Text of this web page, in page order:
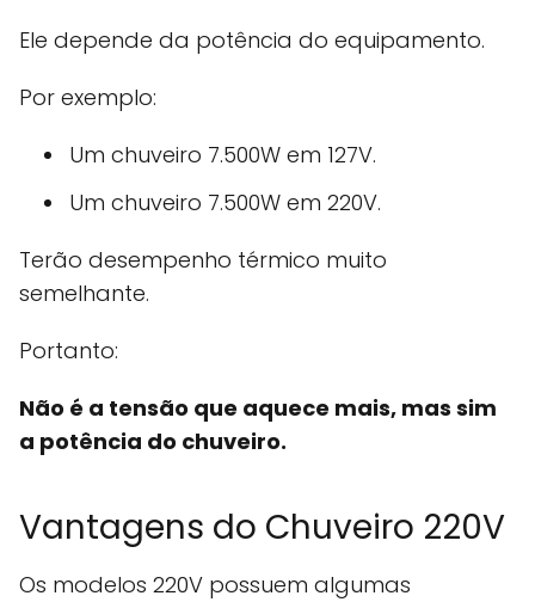
Ele depende da potência do equipamento.
Por exemplo:
Um chuveiro 7.500W em 127V.
Um chuveiro 7.500W em 220V.
Terão desempenho térmico muito
semelhante.
Portanto:
Não é a tensão que aquece mais, mas sim
a potência do chuveiro.
Vantagens do Chuveiro 220V
Os modelos 220V possuem algumas